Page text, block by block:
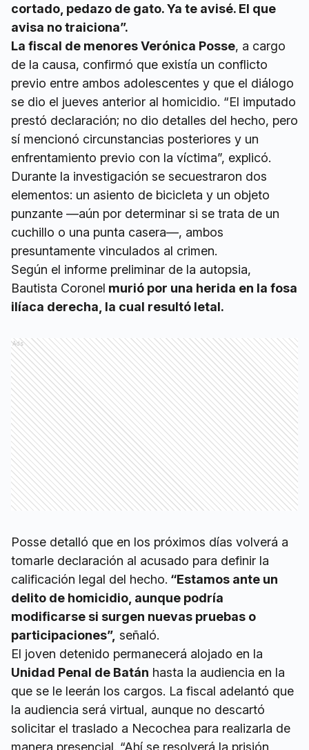
cortado, pedazo de gato. Ya te avisé. El que
avisa no traiciona”.
La fiscal de menores Verónica Posse, a cargo
de la causa, confirmó que existía un conflicto
previo entre ambos adolescentes y que el diálogo
se dio el jueves anterior al homicidio. “El imputado
prestó declaración; no dio detalles del hecho, pero
sí mencionó circunstancias posteriores y un
enfrentamiento previo con la víctima”, explicó.
Durante la investigación se secuestraron dos
elementos: un asiento de bicicleta y un objeto
punzante —aún por determinar si se trata de un
cuchillo o una punta casera—, ambos
presuntamente vinculados al crimen.
Según el informe preliminar de la autopsia,
Bautista Coronel murió por una herida en la fosa
ilíaca derecha, la cual resultó letal.
Ads
Posse detalló que en los próximos días volverá a
tomarle declaración al acusado para definir la
calificación legal del hecho. “Estamos ante un
delito de homicidio, aunque podría
modificarse si surgen nuevas pruebas o
participaciones”, señaló.
El joven detenido permanecerá alojado en la
Unidad Penal de Batán hasta la audiencia en la
que se le leerán los cargos. La fiscal adelantó que
la audiencia será virtual, aunque no descartó
solicitar el traslado a Necochea para realizarla de
manera presencial. “Ahí se resolverá la prisión